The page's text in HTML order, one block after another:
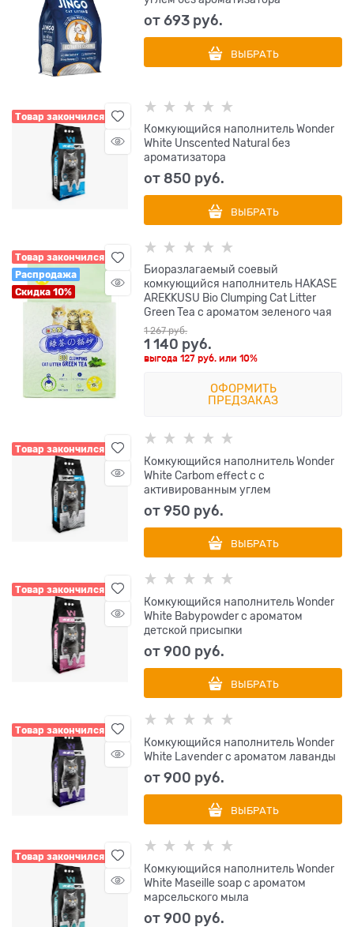
от693 руб.
ВЫБРАТЬ
Товар закончился
Комкующийся наполнитель Wonder
White Unscented Natural без
ароматизатора
от 850 руб.
ВЫБРАТЬ
Товар закончился
Распродажа
Скидка 10%
Биоразлагаемый соевый
комкующийся наполнитель HAKASE
AREKKUSU Bio Clumping Cat Litter
Green Tea с ароматом зеленого чая
1 267 руб.
1 140 руб.
выгода127 руб. или10%
ОФОРМИТЬ
ПРЕДЗАКАЗ
Товар закончился
Комкующийся наполнитель Wonder
White Carbom effect с c
активированным углем
от950 руб.
ВЫБРАТЬ
Товар закончился
Комкующийся наполнитель Wonder
White Babypowder с ароматом
детской присыпки
от900 руб.
ВЫБРАТЬ
Товар закончился
Комкующийся наполнитель Wonder
White Lavender с ароматом лаванды
от900 руб.
ВЫБРАТЬ
Товар закончился
Комкующийся наполнитель Wonder
White Maseille soap с ароматом
марсельского мыла
от900 руб.